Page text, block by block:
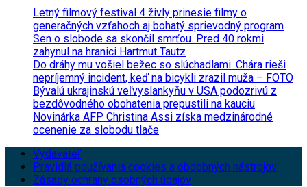
Letný filmový festival 4 živly prinesie filmy o
generačných vzťahoch aj bohatý sprievodný program
Sen o slobode sa skončil smrťou. Pred 40 rokmi
zahynul na hranici Hartmut Tautz
Do dráhy mu vošiel bežec so slúchadlami. Chára rieši
nepríjemný incident, keď na bicykli zrazil muža – FOTO
Bývalú ukrajinskú veľvyslankyňu v USA podozrivú z
bezdôvodného obohatenia prepustili na kauciu
Novinárka AFP Christina Assi získa medzinárodné
ocenenie za slobodu tlače
Vydavateľ
Pravidlá používania cookies a obdobných nástrojov
Zásady ochrany osobných údajov